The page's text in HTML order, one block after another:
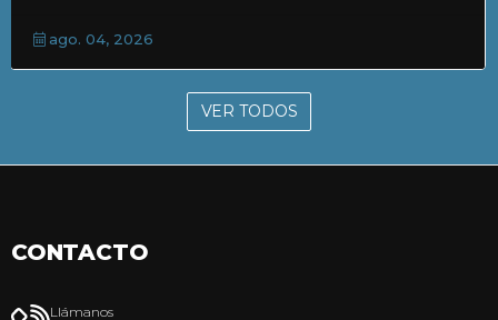
ago. 04, 2026
VER TODOS
CONTACTO
Llámanos